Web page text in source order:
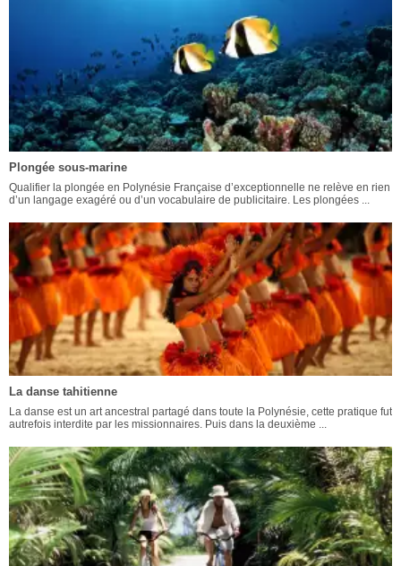
Plongée sous-marine
Qualifier la plongée en Polynésie Française d’exceptionnelle ne relève en rien
d’un langage exagéré ou d’un vocabulaire de publicitaire. Les plongées ...
La danse tahitienne
La danse est un art ancestral partagé dans toute la Polynésie, cette pratique fut
autrefois interdite par les missionnaires. Puis dans la deuxième ...